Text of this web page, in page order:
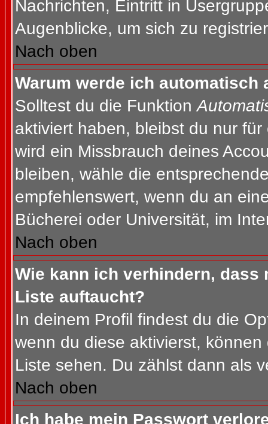
Nachrichten, Eintritt in
Augenblicke, um sich zu
Nach oben
Warum werde ich automatisch
Solltest du die Funktion
aktiviert haben, bleibst du nur
wird ein Missbrauch deines
bleiben, wähle die
empfehlenswert, wenn du an
Bücherei oder Universität, im
Nach oben
Wie kann ich verhindern, dass
Liste auftaucht?
In deinem Profil findest du die
wenn du diese aktivierst,
Liste sehen. Du zählst dann als
Nach oben
Ich habe mein Passwort